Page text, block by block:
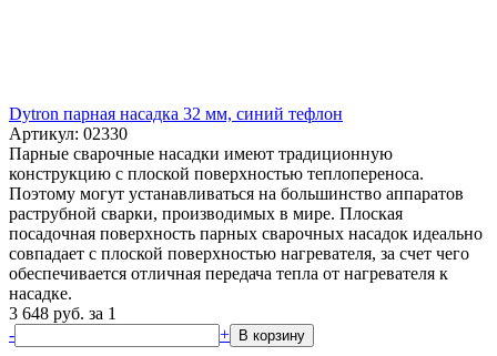
Dytron парная насадка 32 мм, синий тефлон
Артикул: 02330
Парные сварочные насадки имеют традиционную
конструкцию с плоской поверхностью теплопереноса.
Поэтому могут устанавливаться на большинство аппаратов
раструбной сварки, производимых в мире. Плоская
посадочная поверхность парных сварочных насадок идеально
совпадает с плоской поверхностью нагревателя, за счет чего
обеспечивается отличная передача тепла от нагревателя к
насадке.
3 648 руб. за 1
-
+ В корзину